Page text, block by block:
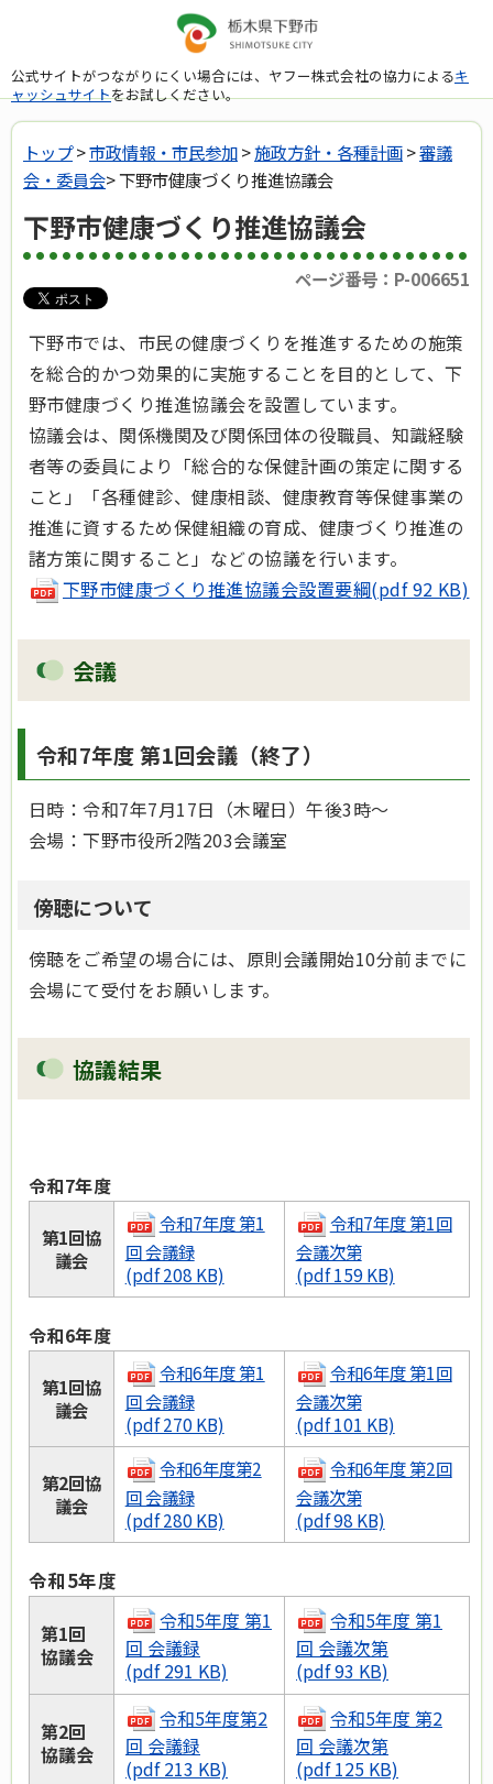
公式サイトがつながりにくい場合には、ヤフー株式会社の協力によるキ
ャッシュサイトをお試しください。
トップ>市政情報・市民参加>施政方針・各種計画>審議
会・委員会> 下野市健康づくり推進協議会
下野市健康づくり推進協議会
ページ番号：P-006651
下野市では、市民の健康づくりを推進するための施策
を総合的かつ効果的に実施することを目的として、下
野市健康づくり推進協議会を設置しています。
協議会は、関係機関及び関係団体の役職員、知識経験
者等の委員により「総合的な保健計画の策定に関する
こと」「各種健診、健康相談、健康教育等保健事業の
推進に資するため保健組織の育成、健康づくり推進の
諸方策に関すること」などの協議を行います。
下野市健康づくり推進協議会設置要綱(pdf 92 KB)
会議
令和7年度 第1回会議（終了）
日時：令和7年7月17日（木曜日）午後3時～
会場：下野市役所2階203会議室
傍聴について
傍聴をご希望の場合には、原則会議開始10分前までに
会場にて受付をお願いします。
協議結果
令和7年度
第1回協
議会
令和7年度 第1
回 会議録
(pdf 208 KB)
令和7年度 第1回
会議次第
(pdf 159 KB)
令和6年度
第1回協
議会
令和6年度 第1
回 会議録
(pdf 270 KB)
令和6年度 第1回
会議次第
(pdf 101 KB)
第2回協
議会
令和6年度第2
回 会議録
(pdf 280 KB)
令和6年度 第2回
会議次第
(pdf 98 KB)
令和5年度
第1回
協議会
令和5年度 第1
回 会議録
(pdf 291 KB)
令和5年度 第1
回 会議次第
(pdf 93 KB)
第2回
協議会
令和5年度第2
回 会議録
(pdf 213 KB)
令和5年度 第2
回 会議次第
(pdf 125 KB)